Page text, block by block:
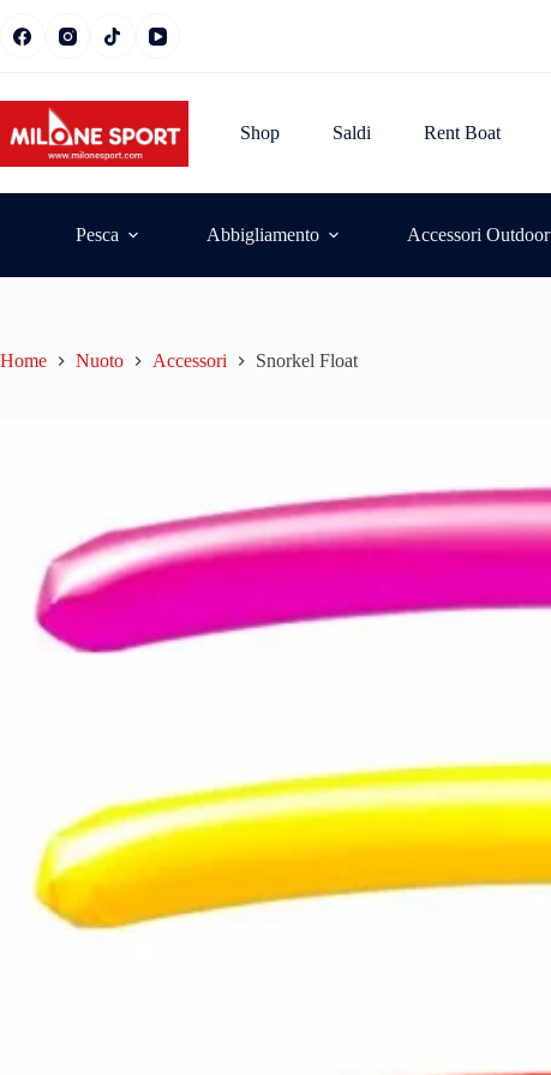
Shop Saldi Rent Boat
Pesca Abbigliamento Accessori Outdoor
Home Nuoto Accessori Snorkel Float